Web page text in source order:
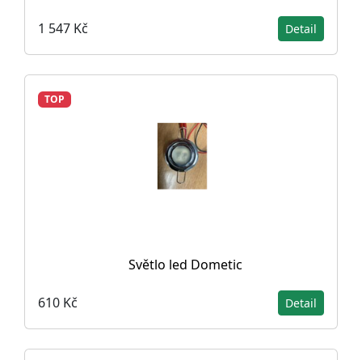
1 547 Kč Detail
TOP
Světlo led Dometic
610 Kč Detail